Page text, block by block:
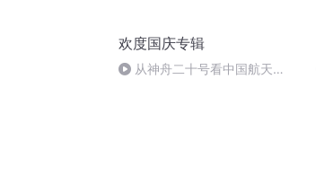
欢度国庆专辑
从神舟二十号看中国航天